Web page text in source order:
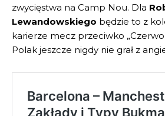
zwycięstwa na Camp Nou. Dla
Lewandowskiego będzie to z
karierze mecz przeciwko
Polak jeszcze nigdy nie grał z